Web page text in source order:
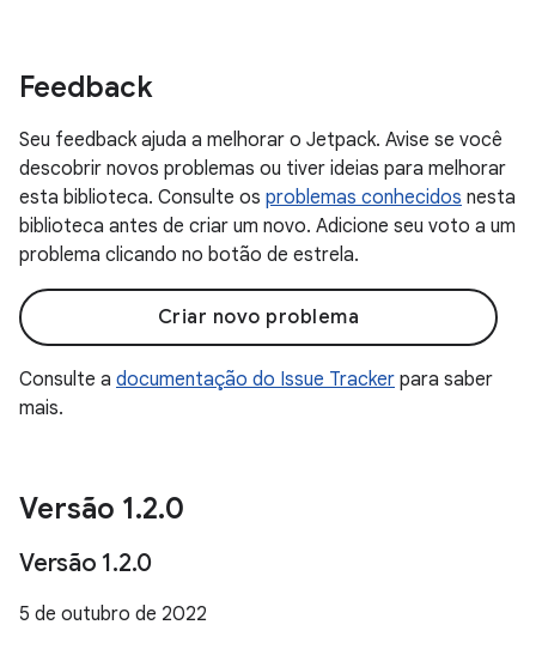
Feedback
Seu feedback ajuda a melhorar o Jetpack. Avise se você
descobrir novos problemas ou tiver ideias para melhorar
esta biblioteca. Consulte os problemas conhecidos nesta
biblioteca antes de criar um novo. Adicione seu voto a um
problema clicando no botão de estrela.
Criar novo problema
Consulte a documentação do Issue Tracker para saber
mais.
Versão 1.2.0
Versão 1.2.0
5 de outubro de 2022